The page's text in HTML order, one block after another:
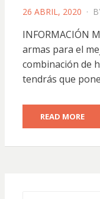
POSTED
26 ABRIL, 2020
INFORMACIÓN
armas para el
combinación de
tendrás que
READ MORE